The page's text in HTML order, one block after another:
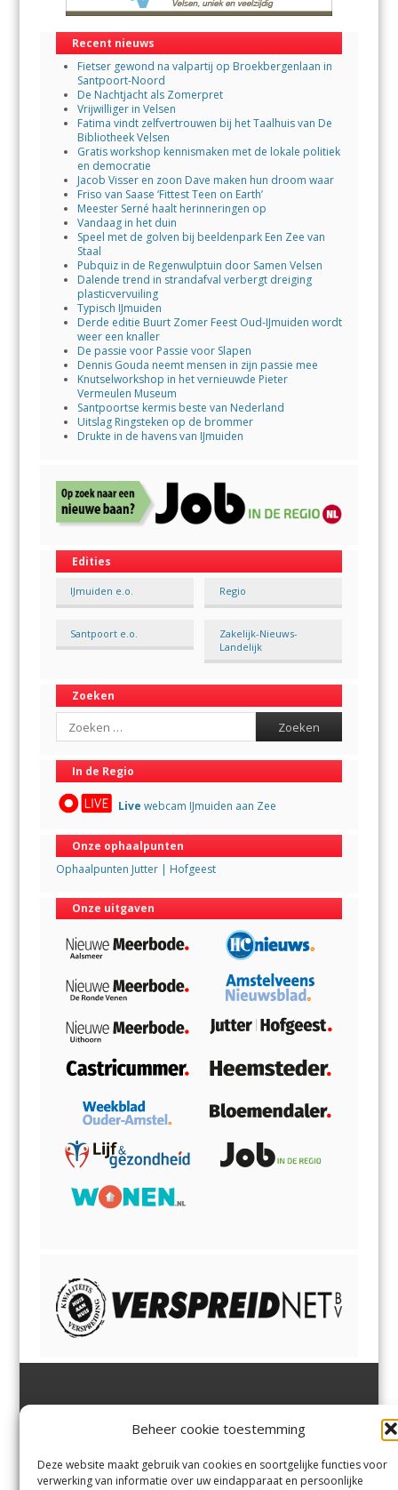
Beheer cookie toestemming
Deze website maakt gebruik van cookies en soortgelijke functies voor
verwerking van informatie over uw eindapparaat en persoonlijke
Recent nieuws
Fietser gewond na valpartij op Broekbergenlaan in
Santpoort-Noord
De Nachtjacht als Zomerpret
Vrijwilliger in Velsen
Fatima vindt zelfvertrouwen bij het Taalhuis van De
Bibliotheek Velsen
Gratis workshop kennismaken met de lokale politiek
en democratie
Jacob Visser en zoon Dave maken hun droom waar
Friso van Saase ‘Fittest Teen on Earth’
Meester Serné haalt herinneringen op
Vandaag in het duin
Speel met de golven bij beeldenpark Een Zee van
Staal
Pubquiz in de Regenwulptuin door Samen Velsen
Dalende trend in strandafval verbergt dreiging
plasticvervuiling
Typisch IJmuiden
Derde editie Buurt Zomer Feest Oud-IJmuiden wordt
weer een knaller
De passie voor Passie voor Slapen
Dennis Gouda neemt mensen in zijn passie mee
Knutselworkshop in het vernieuwde Pieter
Vermeulen Museum
Santpoortse kermis beste van Nederland
Uitslag Ringsteken op de brommer
Drukte in de havens van IJmuiden
Edities
IJmuiden e.o. Regio
Santpoort e.o.
Zakelijk-Nieuws-
Landelijk
Zoeken
Search
In de Regio
Live webcam IJmuiden aan Zee
Onze ophaalpunten
Ophaalpunten Jutter | Hofgeest
Onze uitgaven
Margadantstraat 34
0255-533900
info@jutter.nlofinfo@hofgee
Velserbroek,Velsen-Zuid,
Zuid,Driehuisen
Spaarnwoude.